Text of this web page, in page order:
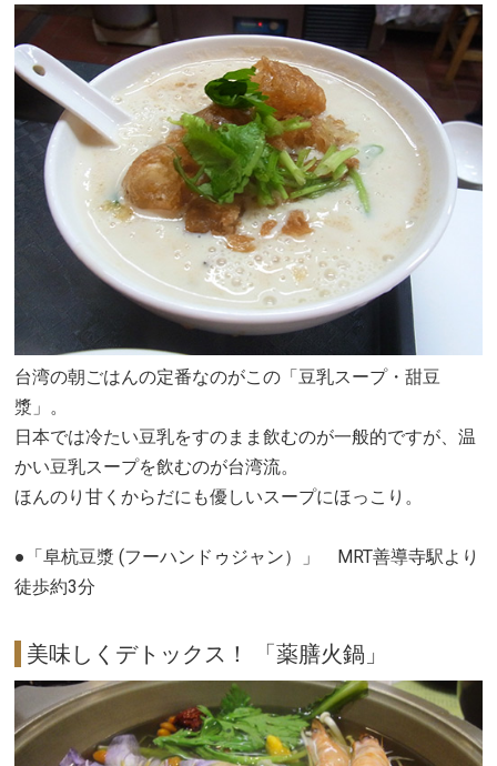
台湾の朝ごはんの定番なのがこの「豆乳スープ・甜豆
漿」。
日本では冷たい豆乳をすのまま飲むのが一般的ですが、温
かい豆乳スープを飲むのが台湾流。
ほんのり甘くからだにも優しいスープにほっこり。
●「阜杭豆漿 (フーハンドゥジャン）」 MRT善導寺駅より
徒歩約3分
美味しくデトックス！ 「薬膳火鍋」